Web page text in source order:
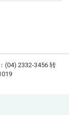
2332-3456 转